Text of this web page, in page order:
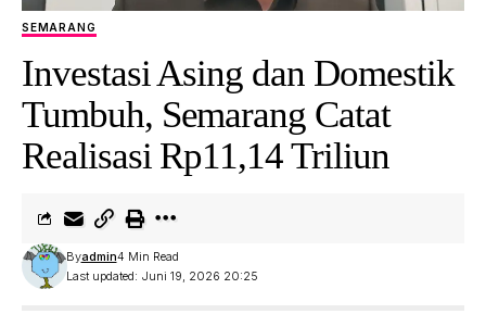
SEMARANG
Investasi Asing dan Domestik
Tumbuh, Semarang Catat
Realisasi Rp11,14 Triliun
Last updated: Juni 19, 2026 20:25
Byadmin4 Min Read